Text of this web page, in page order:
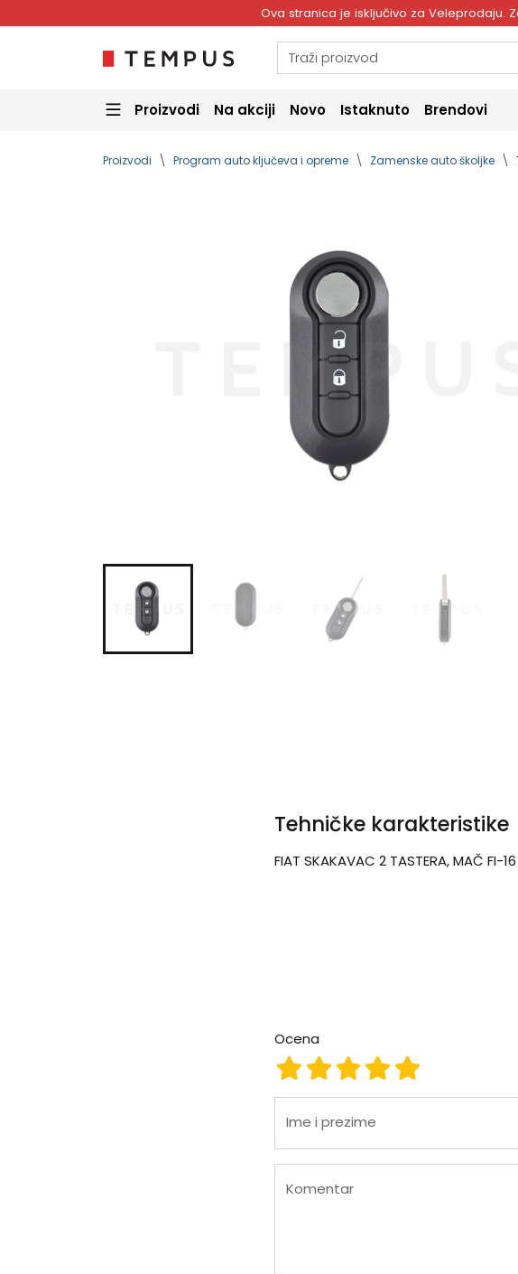
Ova stranica je isključivo za Veleprodaju.
Proizvodi Na akciji Novo Istaknuto Brendovi
Proizvodi Program auto ključeva i opreme Zamenske auto školjke
Tehničke karakteristike
FIAT SKAKAVAC 2 TASTERA, MAČ FI-
Ocena
Ocena 5
Ocena 4
Ocena 3
Ocena 2
Ocena 1
Ime i prezime
Komentar